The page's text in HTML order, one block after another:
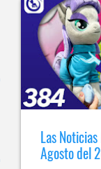
Las
Agosto del